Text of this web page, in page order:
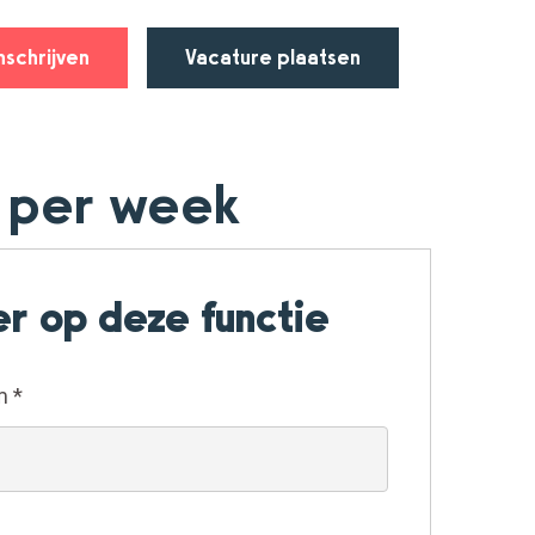
Vacature plaatsen
week
op deze functie
*